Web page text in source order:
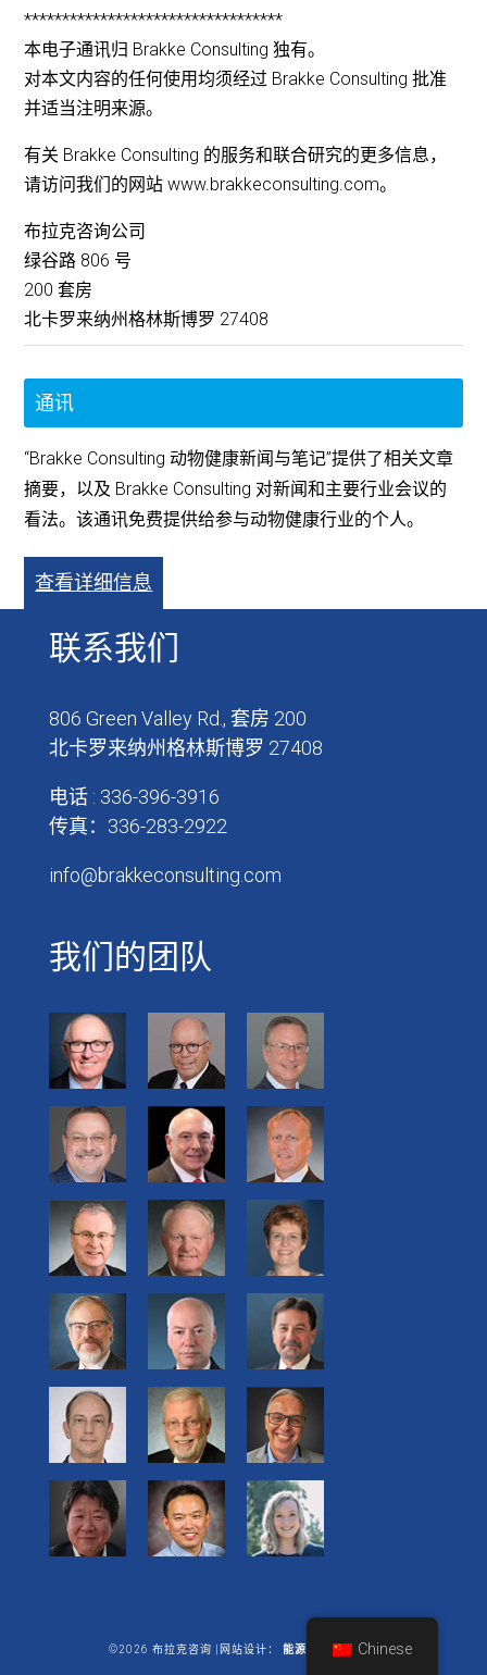
**********************************
本电子通讯归 Brakke Consulting 独有。
对本文内容的任何使用均须经过 Brakke Consulting 批准
并适当注明来源。
有关 Brakke Consulting 的服务和联合研究的更多信息，
请访问我们的网站 www.brakkeconsulting.com。
布拉克咨询公司
绿谷路 806 号
200 套房
北卡罗来纳州格林斯博罗 27408
通讯
“Brakke Consulting 动物健康新闻与笔记”提供了相关文章
摘要，以及 Brakke Consulting 对新闻和主要行业会议的
看法。该通讯免费提供给参与动物健康行业的个人。
查看详细信息
联系我们
806 Green Valley Rd., 套房 200
北卡罗来纳州格林斯博罗 27408
电话 : 336-396-3916
传真：336-283-2922
info@brakkeconsulting.com
我们的团队
©2026 布拉克咨询 |网站设计： 能源商业有限公司Chinese